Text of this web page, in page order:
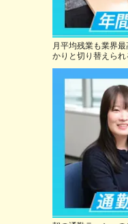
月平均残業も業界
かりと切り替えられ